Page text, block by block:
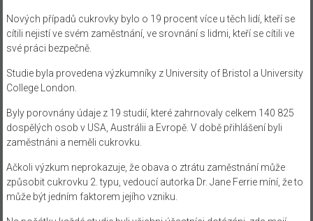
Nových případů cukrovky bylo o 19 procent více u těch lidí, kteří se
cítili nejistí ve svém zaměstnání, ve srovnání s lidmi, kteří se cítili ve
své práci bezpečně.
Studie byla provedena výzkumníky z University of Bristol a University
College London.
Byly porovnány údaje z 19 studií, které zahrnovaly celkem 140 825
dospělých osob v USA, Austrálii a Evropě. V době přihlášení byli
zaměstnáni a neměli cukrovku.
Ačkoli výzkum neprokazuje, že obava o ztrátu zaměstnání může
způsobit cukrovku 2. typu, vedoucí autorka Dr. Jane Ferrie míní, že to
může být jedním faktorem jejího vzniku.